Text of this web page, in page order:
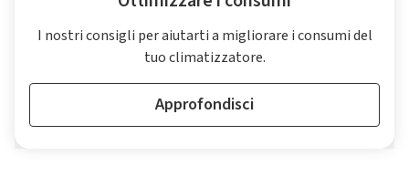
I nostri consigli per aiutarti a migliorare i consumi del
tuo climatizzatore.
Approfondisci